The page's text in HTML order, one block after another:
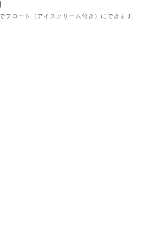
フロート（アイスクリーム付き）にできます